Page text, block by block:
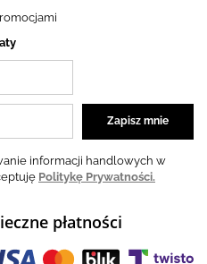
informacji handlowych w
Politykę Prywatności.
płatności